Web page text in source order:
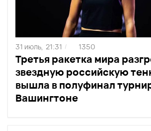
Третья ракетка мира
звездную российскую
вышла в полуфинал
Вашингтоне
31 июль, 21:31 / 1350